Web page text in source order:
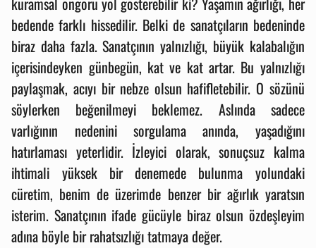
bedende farklı hissedilir. Belki de sanatçıların bedeninde
biraz daha fazla. Sanatçının yalnızlığı, büyük kalabalığın
içerisindeyken günbegün, kat ve kat artar. Bu yalnızlığı
paylaşmak, acıyı bir nebze olsun hafifletebilir. O sözünü
söylerken beğenilmeyi beklemez. Aslında sadece
varlığının nedenini sorgulama anında, yaşadığını
hatırlaması yeterlidir. İzleyici olarak, sonuçsuz kalma
ihtimali yüksek bir denemede bulunma yolundaki
cüretim, benim de üzerimde benzer bir ağırlık yaratsın
isterim. Sanatçının ifade gücüyle biraz olsun özdeşleyim
adına böyle bir rahatsızlığı tatmaya değer.